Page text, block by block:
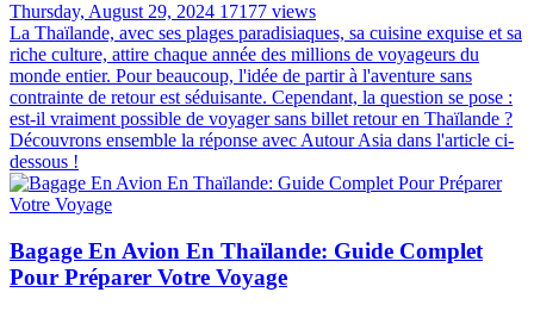
Thursday, August 29, 2024 17177 views
La Thaïlande, avec ses plages paradisiaques, sa cuisine exquise et sa
riche culture, attire chaque année des millions de voyageurs du
monde entier. Pour beaucoup, l'idée de partir à l'aventure sans
contrainte de retour est séduisante. Cependant, la question se pose :
est-il vraiment possible de voyager sans billet retour en Thaïlande ?
Découvrons ensemble la réponse avec Autour Asia dans l'article ci-
dessous !
Bagage En Avion En Thaïlande: Guide Complet
Pour Préparer Votre Voyage